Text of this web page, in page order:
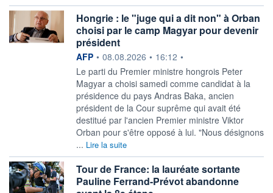
Hongrie : le "juge qui a dit non" à Orban
choisi par le camp Magyar pour devenir
président
information fournie par
AFP • 08.08.2026 • 16:12 •
Le parti du Premier ministre hongrois Peter
Magyar a choisi samedi comme candidat à la
présidence du pays Andras Baka, ancien
président de la Cour suprême qui avait été
destitué par l'ancien Premier ministre Viktor
Orban pour s'être opposé à lui. "Nous désignons
... Lire la suite
Tour de France: la lauréate sortante
Pauline Ferrand-Prévot abandonne